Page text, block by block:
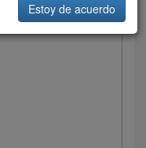
Estoy de acuerdo